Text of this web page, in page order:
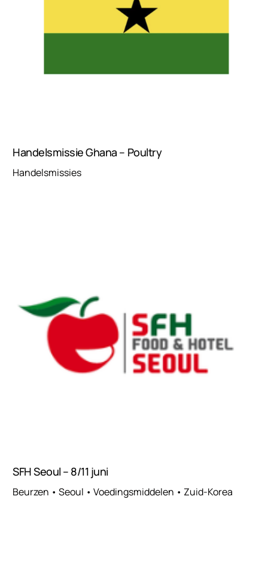
Handelsmissie Ghana – Poultry
Handelsmissies
SFH Seoul – 8/11 juni
Beurzen • Seoul • Voedingsmiddelen • Zuid-Korea